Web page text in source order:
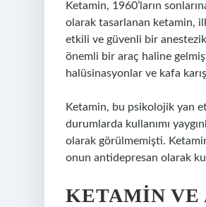
Ketamin, 1960’ların
olarak tasarlanan ketamin,
etkili ve güvenli bir
önemli bir araç haline
halüsinasyonlar ve kafa
Ketamin, bu psikolojik yan
durumlarda kullanımı
olarak görülmemişti.
onun antidepresan olarak
KETAMIN VE